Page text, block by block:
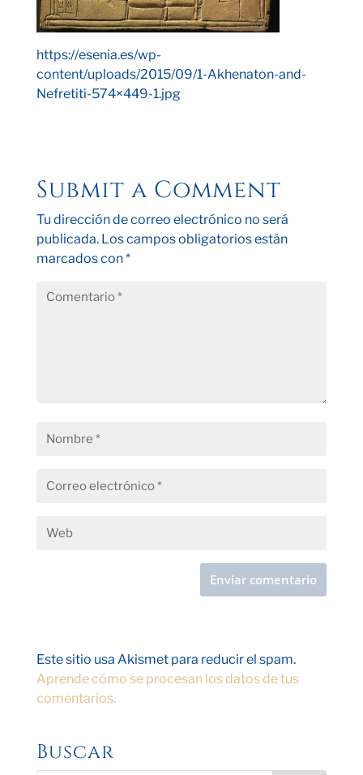
https://esenia.es/wp-
content/uploads/2015/09/1-Akhenaton-and-
Nefretiti-574×449-1.jpg
Submit a Comment
Tu dirección de correo electrónico no será
publicada. Los campos obligatorios están
marcados con*
Este sitio usa Akismet para reducir el spam.
Aprende cómo se procesan los datos de tus
comentarios.
Buscar